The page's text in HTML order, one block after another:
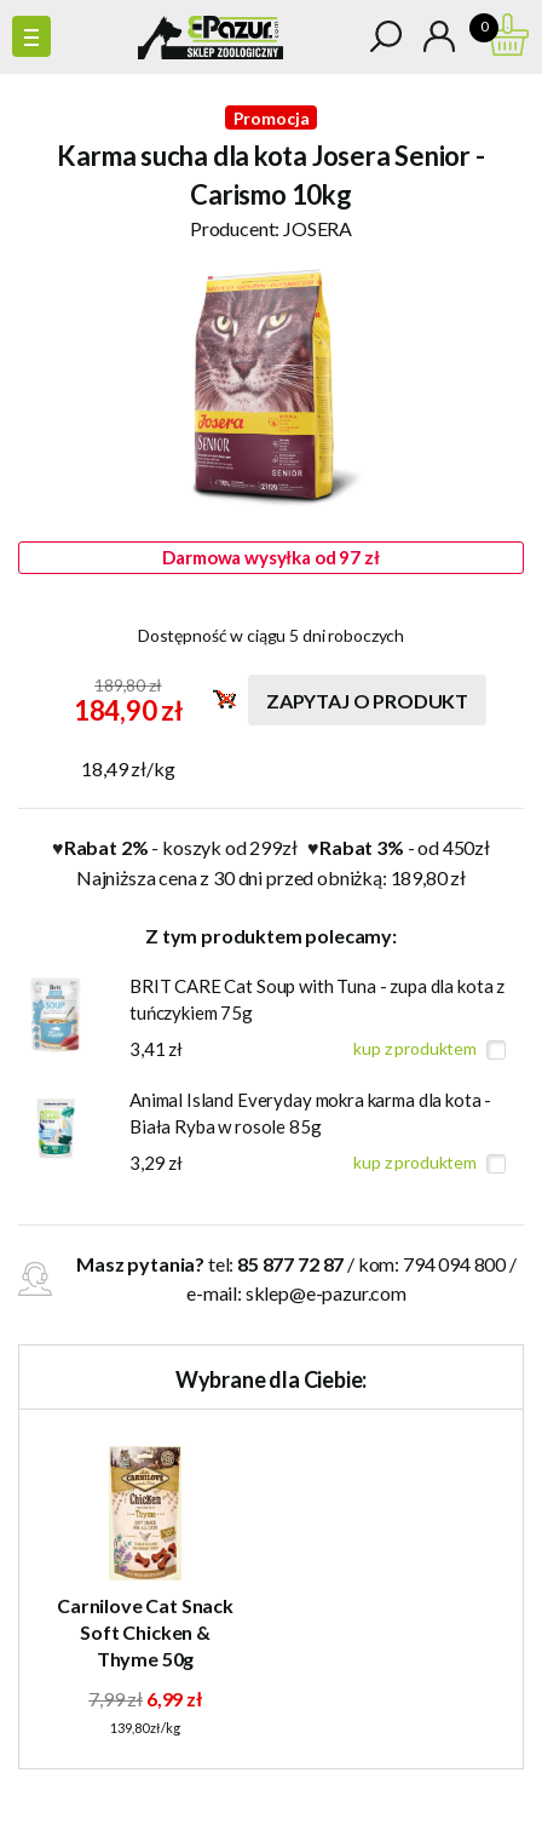
0
Promocja
Karma sucha dla kota Josera Senior -
Carismo 10kg
Producent: JOSERA
Darmowa wysyłka od 97 zł
Dostępność w ciągu 5 dni roboczych
189,80 zł
184,90 zł
18,49 zł/kg
ZAPYTAJ O PRODUKT
♥Rabat 2% - koszyk od 299zł♥Rabat 3% - od 450zł
Najniższa cena z 30 dni przed obniżką: 189,80 zł
Z tym produktem polecamy:
BRIT CARE Cat Soup with Tuna - zupa dla kota z
tuńczykiem 75g
3,41 zł
kup z produktem
Animal Island Everyday mokra karma dla kota -
Biała Ryba w rosole 85g
3,29 zł
kup z produktem
Masz pytania? tel: 85 877 72 87 / kom: 794 094 800 /
e-mail: sklep@e-pazur.com
Wybrane dla Ciebie:
Carnilove Cat Snack
Soft Chicken &
Thyme 50g
7,99 zł 6,99 zł
139,80 zł/kg